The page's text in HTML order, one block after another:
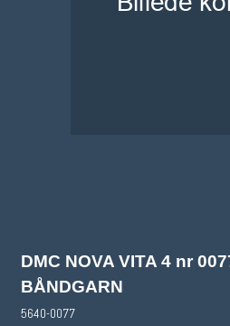
DMC NOVA VITA 4 nr
BÅNDGARN
5640-0077